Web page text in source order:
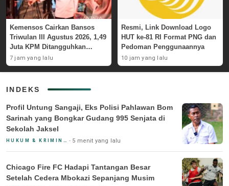
Kemensos Cairkan Bansos
Triwulan III Agustus 2026, 1,49
Juta KPM Ditangguhkan
karena Indikasi Judi Online
7 jam yang lalu
Resmi, Link Download Logo
HUT ke-81 RI Format PNG dan
Pedoman Penggunaannya
10 jam yang lalu
INDEKS
Profil Untung Sangaji, Eks Polisi Pahlawan Bom
Sarinah yang Bongkar Gudang 995 Senjata di
Sekolah Jaksel
5 menit yang lalu
Chicago Fire FC Hadapi Tantangan Besar
Setelah Cedera Mbokazi Sepanjang Musim